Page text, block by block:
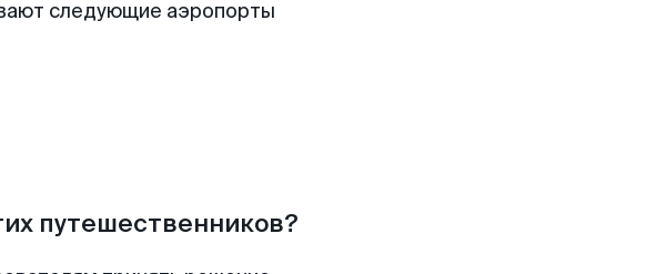
следующие аэропорты
путешественников?